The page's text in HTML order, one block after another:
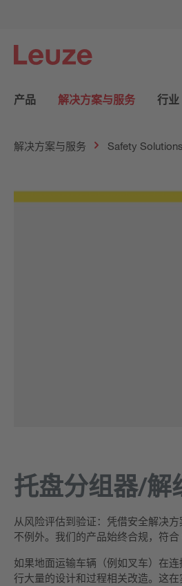
产品 解决方案与服务 行业
解决方案与服务 Safety
托盘分组器/解
从风险评估到验证：凭借安全解决
不例外。我们的产品始终合规，符
如果地面运输车辆（例如叉车）在
行大量的设计和过程相关改造。这